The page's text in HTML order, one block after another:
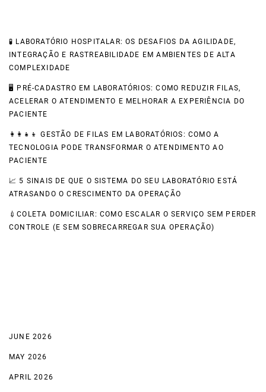
🧪 LABORATÓRIO HOSPITALAR: OS DESAFIOS DA AGILIDADE,
INTEGRAÇÃO E RASTREABILIDADE EM AMBIENTES DE ALTA
COMPLEXIDADE
🖥️ PRÉ-CADASTRO EM LABORATÓRIOS: COMO REDUZIR FILAS,
ACELERAR O ATENDIMENTO E MELHORAR A EXPERIÊNCIA DO
PACIENTE
👩‍👩‍👧‍👦 GESTÃO DE FILAS EM LABORATÓRIOS: COMO A
TECNOLOGIA PODE TRANSFORMAR O ATENDIMENTO AO
PACIENTE
📈 5 SINAIS DE QUE O SISTEMA DO SEU LABORATÓRIO ESTÁ
ATRASANDO O CRESCIMENTO DA OPERAÇÃO
💉COLETA DOMICILIAR: COMO ESCALAR O SERVIÇO SEM PERDER
CONTROLE (E SEM SOBRECARREGAR SUA OPERAÇÃO)
JUNE 2026
MAY 2026
APRIL 2026